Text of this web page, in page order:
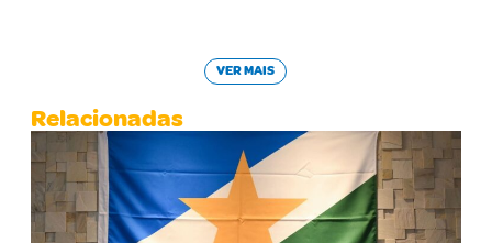
VER MAIS
Relacionadas